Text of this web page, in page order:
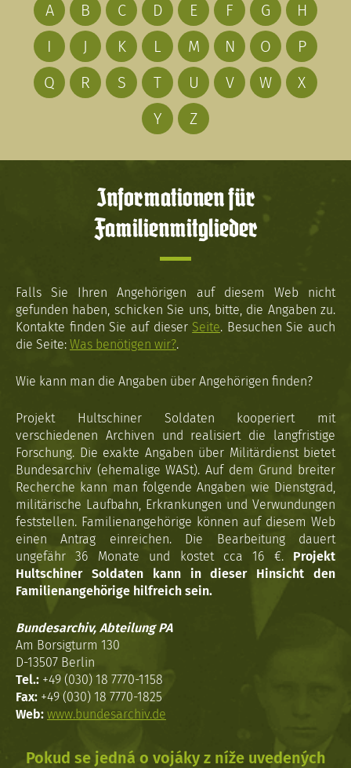
A B C D E F G
H
I
J K L M N O
P
Q
R S T U V W
X
Y
Z
Informationen für
Familienmitglieder
Falls Sie Ihren Angehörigen auf diesem Web nicht
gefunden haben, schicken Sie uns, bitte, die Angaben zu.
Kontakte finden Sie auf dieser Seite. Besuchen Sie auch
die Seite: Was benötigen wir?.
Wie kann man die Angaben über Angehörigen finden?
Projekt Hultschiner Soldaten kooperiert mit
verschiedenen Archiven und realisiert die langfristige
Forschung. Die exakte Angaben über Militärdienst bietet
Bundesarchiv (ehemalige WASt). Auf dem Grund breiter
Recherche kann man folgende Angaben wie Dienstgrad,
militärische Laufbahn, Erkrankungen und Verwundungen
feststellen. Familienangehörige können auf diesem Web
einen Antrag einreichen. Die Bearbeitung dauert
ungefähr 36 Monate und kostet cca 16 €. Projekt
Hultschiner Soldaten kann in dieser Hinsicht den
Familienangehörige hilfreich sein.
Bundesarchiv, Abteilung PA
Am Borsigturm 130
D-13507 Berlin
Tel.: +49 (030) 18 7770-1158
Fax: +49 (030) 18 7770-1825
Web: www.bundesarchiv.de
Pokud se jedná o vojáky z níže uvedených